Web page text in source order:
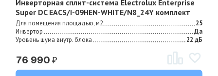
Инверторная сплит-система Electrolux Enterprise
Super DC EACS/I-09HEN-WHITE/N8_24Y комплект
Для помещения площадью, м2
25
Инвертор
Да
Уровень шума внутр. блока
22 дБ
76 990 ₽